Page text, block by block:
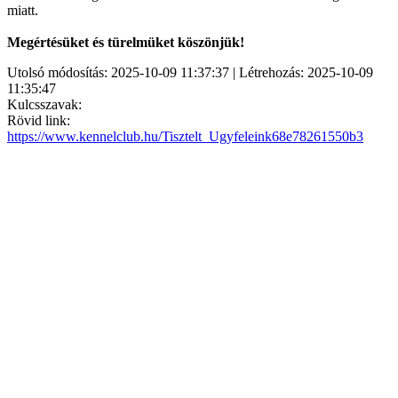
miatt.
Megértésüket és türelmüket köszönjük!
Utolsó módosítás: 2025-10-09 11:37:37 | Létrehozás: 2025-10-09
11:35:47
Kulcsszavak:
Rövid link:
https://www.kennelclub.hu/Tisztelt_Ugyfeleink68e78261550b3